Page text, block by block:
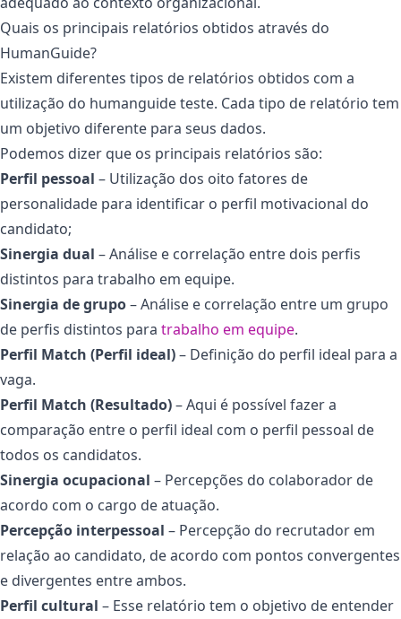
Quais os principais relatórios obtidos através do
HumanGuide?
Existem diferentes tipos de relatórios obtidos com a
utilização do humanguide teste. Cada tipo de relatório tem
um objetivo diferente para seus dados.
Podemos dizer que os principais relatórios são:
Perfil pessoal – Utilização dos oito fatores de
personalidade para identificar o perfil motivacional do
candidato;
Sinergia dual – Análise e correlação entre dois perfis
distintos para trabalho em equipe.
Sinergia de grupo– Análise e correlação entre um grupo
de perfis distintos para trabalho em equipe.
Perfil Match (Perfil ideal)– Definição do perfil ideal para a
vaga.
Perfil Match (Resultado)– Aqui é possível fazer a
comparação entre o perfil ideal com o perfil pessoal de
todos os candidatos.
Sinergia ocupacional – Percepções do colaborador de
acordo com o cargo de atuação.
Percepção interpessoal – Percepção do recrutador em
relação ao candidato, de acordo com pontos convergentes
e divergentes entre ambos.
Perfil cultural – Esse relatório tem o objetivo de entender